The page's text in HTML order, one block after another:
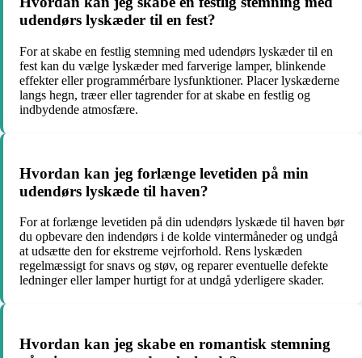
udendørs lyskæder til en fest?
For at skabe en festlig stemning med udendørs lyskæder til en
fest kan du vælge lyskæder med farverige lamper, blinkende
effekter eller programmérbare lysfunktioner. Placer lyskæderne
langs hegn, træer eller tagrender for at skabe en festlig og
indbydende atmosfære.
Hvordan kan jeg forlænge levetiden på min
udendørs lyskæde til haven?
For at forlænge levetiden på din udendørs lyskæde til haven bør
du opbevare den indendørs i de kolde vintermåneder og undgå
at udsætte den for ekstreme vejrforhold. Rens lyskæden
regelmæssigt for snavs og støv, og reparer eventuelle defekte
ledninger eller lamper hurtigt for at undgå yderligere skader.
Hvordan kan jeg skabe en romantisk stemning